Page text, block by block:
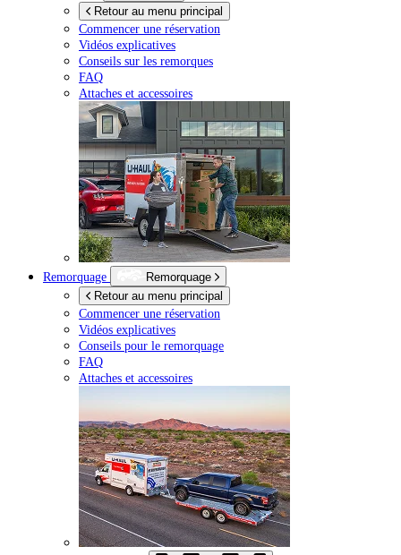
Retour au menu principal
Commencer une réservation
Vidéos explicatives
Conseils sur les remorques
FAQ
Attaches et accessoires
Remorquage
Remorquage
Retour au menu principal
Commencer une réservation
Vidéos explicatives
Conseils pour le remorquage
FAQ
Attaches et accessoires